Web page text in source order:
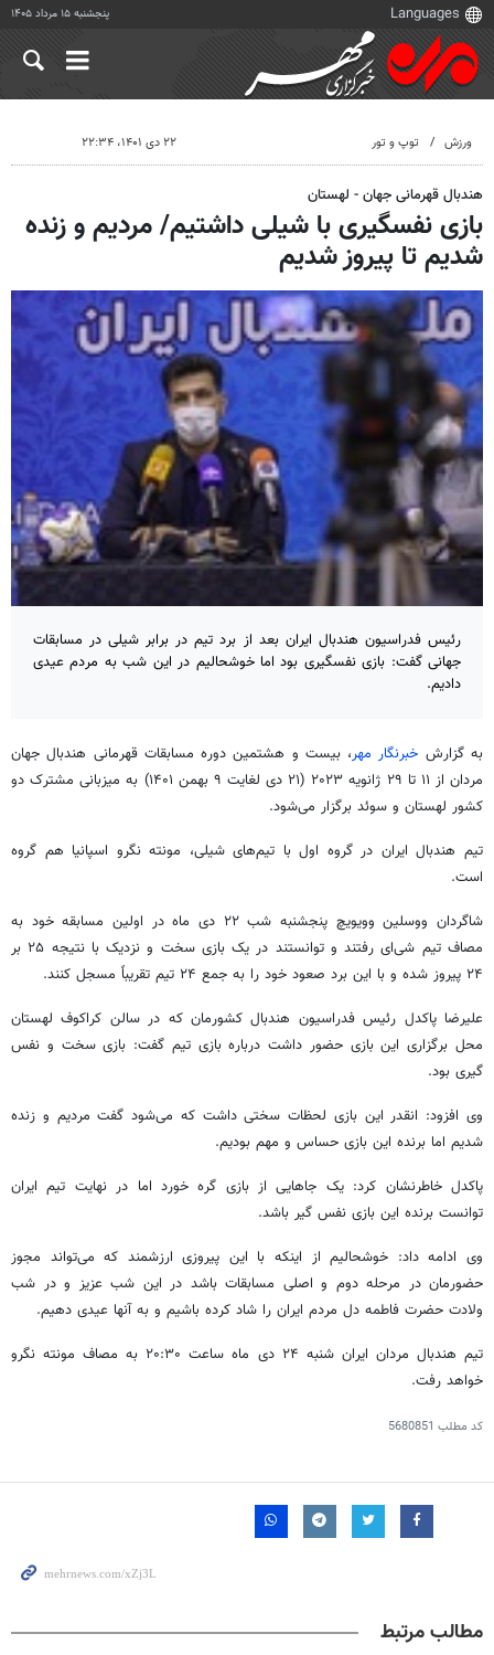
پنجشنبه ۱۵ مرداد ۱۴۰۵
ورزش توپ و تور ۲۲ دی ۱۴۰۱، ۲۲:۳۴
هندبال قهرمانی جهان - لهستان
بازی نفسگیری با شیلی داشتیم/ مردیم و زنده
شدیم تا پیروز شدیم
رئیس فدراسیون هندبال ایران بعد از برد تیم در برابر شیلی در مسابقات
جهانی گفت: بازی نفسگیری بود اما خوشحالیم در این شب به مردم عیدی
دادیم.
به گزارش خبرنگار مهر، بیست و هشتمین دوره مسابقات قهرمانی هندبال جهان
مردان از ۱۱ تا ۲۹ ژانویه ۲۰۲۳ (۲۱ دی لغایت ۹ بهمن ۱۴۰۱) به میزبانی مشترک دو
کشور لهستان و سوئد برگزار می‌شود.
تیم هندبال ایران در گروه اول با تیم‌های شیلی، مونته نگرو اسپانیا هم گروه
است.
شاگردان ووسلین وویویچ
پنجشنبه شب ۲۲ دی ماه در اولین مسابقه خود به
مصاف تیم شی‌ای رفتند و توانستند در یک بازی سخت و نزدیک با نتیجه ۲۵ بر
۲۴ پیروز شده و با این برد صعود خود را به جمع ۲۴ تیم تقریباً مسجل کنند.
علیرضا پاکدل رئیس فدراسیون هندبال کشورمان که در سالن کراکوفلهستان
محل برگزاری این بازی حضور داشت درباره بازی تیم گفت: بازی سخت و نفس
گیری بود.
وی افزود: انقدر این بازی لحظات سختی داشت که می‌شود گفت مردیم و زنده
شدیم اما برنده این بازی حساس و مهم بودیم.
پاکدل خاطرنشان کرد: یک جاهایی از بازی گره خورد اما در نهایت تیم ایران
توانست برنده این بازی نفس گیر باشد.
وی ادامه داد: خوشحالیم از اینکه با این پیروزی ارزشمند که می‌تواند مجوز
حضورمان در مرحله دوم و اصلی مسابقات باشد در این شب عزیز و در شب
ولادت حضرت فاطمه دل مردم ایران را شاد کرده باشیم و به آنها عیدی دهیم.
تیم هندبال مردان ایران شنبه ۲۴ دی ماه ساعت ۲۰:۳۰ به مصاف مونته
نگرو
خواهد رفت.
کد مطلب 5680851
مطالب مرتبط